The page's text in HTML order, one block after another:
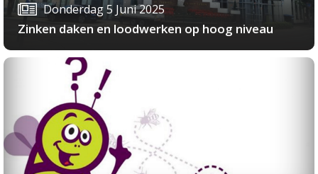
Donderdag 5 Juni 2025
Zinken daken en loodwerken op hoog niveau